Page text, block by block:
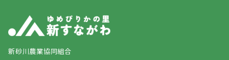
新砂川農業協同組合